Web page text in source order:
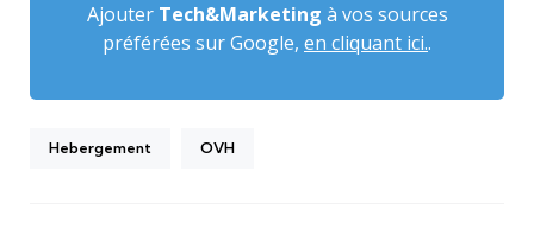
Ajouter Tech&Marketing à vos sources
préférées sur Google, en cliquant ici..
Hebergement OVH